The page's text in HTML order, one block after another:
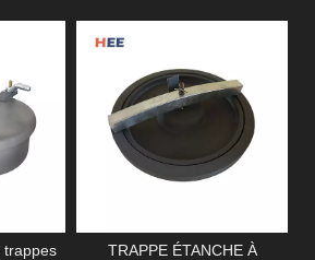
trappes
TRAPPE ÉTANCHE À